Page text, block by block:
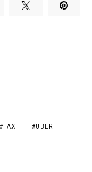
TAXI UBER